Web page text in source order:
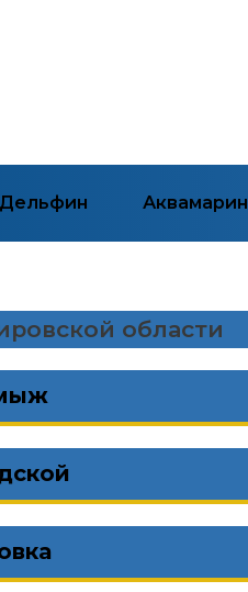
Дельфин Аквамарин
области